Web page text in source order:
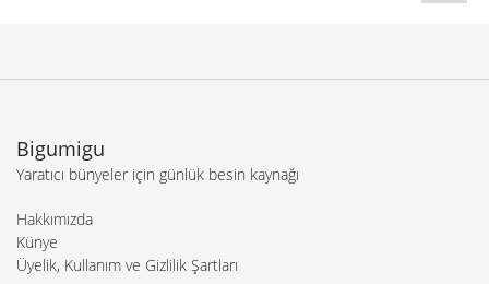
Bigumigu
Yaratıcı bünyeler için günlük besin kaynağı
Hakkımızda
Künye
Üyelik, Kullanım ve Gizlilik Şartları